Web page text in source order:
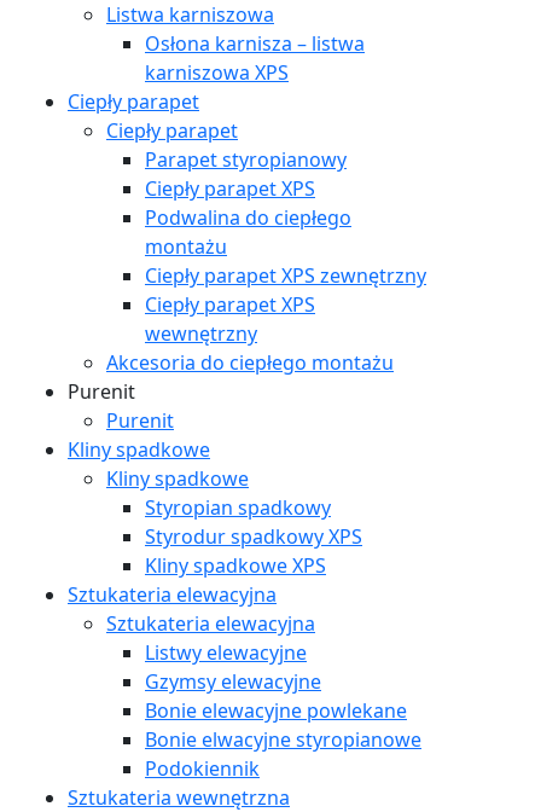
Listwa karniszowa
Osłona karnisza – listwa
karniszowa XPS
Ciepły parapet
Ciepły parapet
Parapet styropianowy
Ciepły parapet XPS
Podwalina do ciepłego
montażu
Ciepły parapet XPS zewnętrzny
Ciepły parapet XPS
wewnętrzny
Akcesoria do ciepłego montażu
Purenit
Purenit
Kliny spadkowe
Kliny spadkowe
Styropian spadkowy
Styrodur spadkowy XPS
Kliny spadkowe XPS
Sztukateria elewacyjna
Sztukateria elewacyjna
Listwy elewacyjne
Gzymsy elewacyjne
Bonie elewacyjne powlekane
Bonie elwacyjne styropianowe
Podokiennik
Sztukateria wewnętrzna